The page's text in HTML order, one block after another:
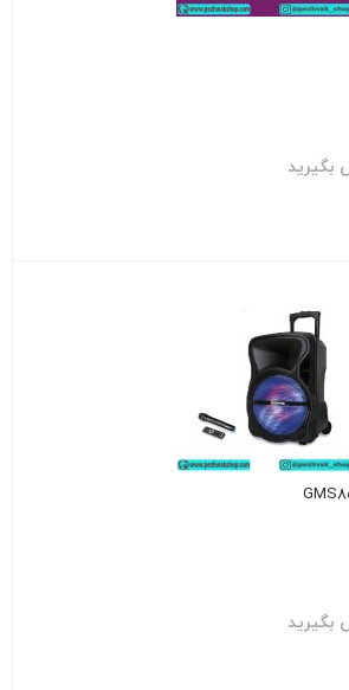
بگیرید
بگیرید